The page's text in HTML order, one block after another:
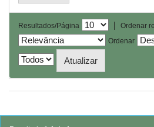
Resultados/Página |
Ordenar
Ordenar